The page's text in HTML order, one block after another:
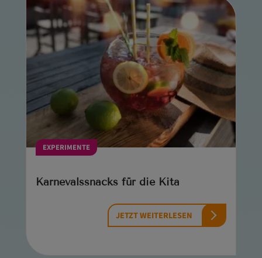
EXPERIMENTE
Karnevalssnacks für die Kita
JETZT WEITERLESEN